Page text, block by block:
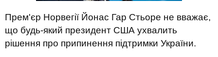
Прем'єр Норвегії Йонас Гар Стьоре не вважає,
що будь-який президент США ухвалить
рішення про припинення підтримки України.